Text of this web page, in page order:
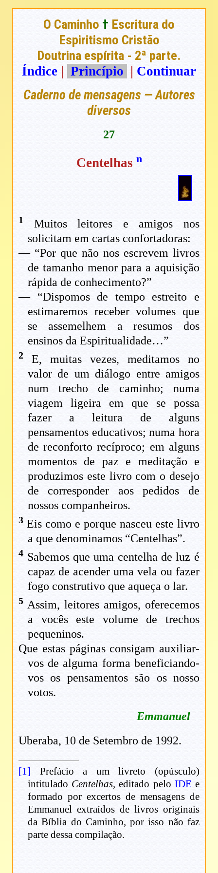
O Caminho † Escritura do
Espiritismo Cristão
Doutrina espírita - 2ª parte.
Índice | Princípio | Continuar
Caderno de mensagens — Autores
diversos
27
Centelhas n
1
Muitos leitores e amigos nos
solicitam em cartas confortadoras:
— “Por que não nos escrevem livros
de tamanho menor para a aquisição
rápida de conhecimento?”
— “Dispomos de tempo estreito e
estimaremos receber volumes que
se assemelhem a resumos dos
ensinos da Espiritualidade…”
2 E, muitas vezes, meditamos no
valor de um diálogo entre amigos
num trecho de caminho; numa
viagem ligeira em que se possa
fazer a leitura de alguns
pensamentos educativos; numa hora
de reconforto recíproco; em alguns
momentos de paz e meditação e
produzimos este livro com o desejo
de corresponder aos pedidos de
nossos companheiros.
3 Eis como e porque nasceu este livro
a que denominamos “Centelhas”.
4 Sabemos que uma centelha de luz é
capaz de acender uma vela ou fazer
fogo construtivo que aqueça o lar.
5 Assim, leitores amigos, oferecemos
a vocês este volume de trechos
pequeninos.
Que estas páginas consigam auxiliar-
vos de alguma forma beneficiando-
vos os pensamentos são os nosso
votos.
Emmanuel
Uberaba, 10 de Setembro de 1992.
[1] Prefácio a um livreto (opúsculo)
intitulado Centelhas, editado pelo IDE e
formado por excertos de mensagens de
Emmanuel extraídos de livros originais
da Bíblia do Caminho, por isso não faz
parte dessa compilação.